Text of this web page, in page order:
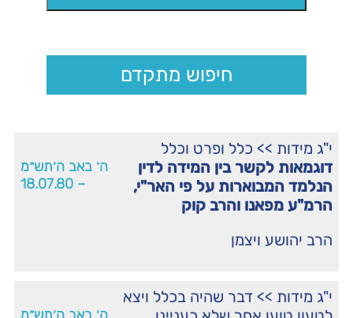
י"ג מידות >> כלל ופרט וכלל
דוגמאות לקשר בין המידה לדין
הנלמד המבוארות על פי האר"י,
הרמ"ע מפאנו והרב קוק
הרב יהושע ויצמן
ה׳ באב ה׳תש״מ
– 18.07.80
י"ג מידות >> דבר שהיה בכלל ויצא
חיפוש מתקדם